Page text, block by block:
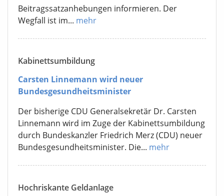
Beitragssatzanhebungen informieren. Der
Wegfall ist im... mehr
Kabinettsumbildung
Carsten Linnemann wird neuer
Bundesgesundheitsminister
Der bisherige CDU Generalsekretär Dr. Carsten
Linnemann wird im Zuge der Kabinettsumbildung
durch Bundeskanzler Friedrich Merz (CDU) neuer
Bundesgesundheitsminister. Die... mehr
Hochriskante Geldanlage